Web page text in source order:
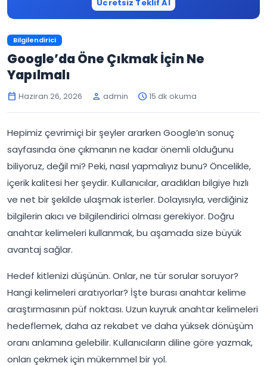
Ücretsiz Teklif Al
Bilgilendirici
Google’da Öne Çıkmak İçin Ne
Yapılmalı
calendar_today Haziran 26, 2026 person admin schedule15 dk okuma
Hepimiz çevrimiçi bir şeyler ararken Google’ın sonuç
sayfasında öne çıkmanın ne kadar önemli olduğunu
biliyoruz, değil mi? Peki, nasıl yapmalıyız bunu? Öncelikle,
içerik kalitesi her şeydir. Kullanıcılar, aradıkları bilgiye hızlı
ve net bir şekilde ulaşmak isterler. Dolayısıyla, verdiğiniz
bilgilerin akıcı ve bilgilendirici olması gerekiyor. Doğru
anahtar kelimeleri kullanmak, bu aşamada size büyük
avantaj sağlar.
Hedef kitlenizi düşünün. Onlar, ne tür sorular soruyor?
Hangi kelimeleri aratıyorlar? İşte burası anahtar kelime
araştırmasının püf noktası. Uzun kuyruk anahtar kelimeleri
hedeflemek, daha az rekabet ve daha yüksek dönüşüm
oranı anlamına gelebilir. Kullanıcıların diline göre yazmak,
onları çekmek için mükemmel bir yol.